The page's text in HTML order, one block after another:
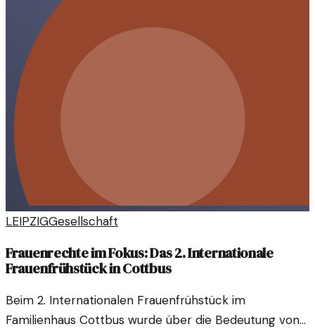
LEIPZIGGesellschaft
Frauenrechte im Fokus: Das 2. Internationale
Frauenfrühstück in Cottbus
Beim 2. Internationalen Frauenfrühstück im
Familienhaus Cottbus wurde über die Bedeutung von